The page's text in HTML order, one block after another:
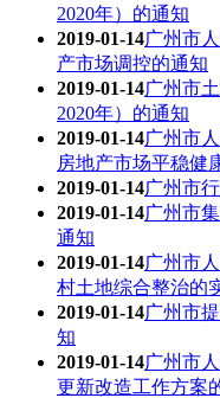
2020年）的通知
2019-01-14广州市
产市场调控的通知
2019-01-14广州市
2020年）的通知
2019-01-14广州市
房地产市场平稳健
2019-01-14广州市
2019-01-14广州市
通知
2019-01-14广州市
村土地综合整治的
2019-01-14广州市
知
2019-01-14广州市
更新改造工作方案